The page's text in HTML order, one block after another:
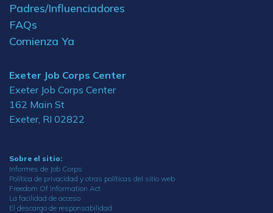
Padres/Influenciadores
FAQs
Comienza Ya
Exeter Job Corps Center
Exeter Job Corps Center
162 Main St
Exeter, RI 02822
Sobre el sitio:
Informes de Job Corps
Política de privacidad y otras políticas del sitio web
Freedom Of Information Act
La facilidad de acceso
El descargo de responsabilidad